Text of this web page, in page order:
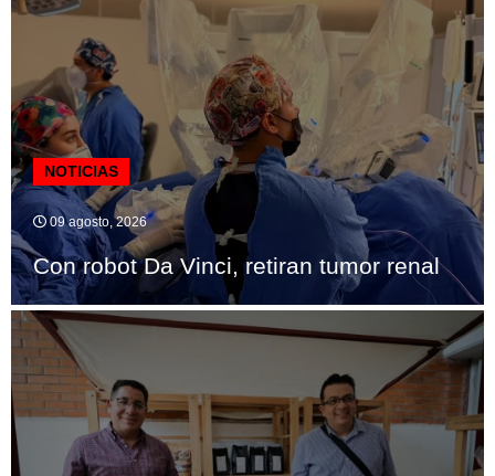
NOTICIAS
09 agosto, 2026
Con robot Da Vinci, retiran tumor renal